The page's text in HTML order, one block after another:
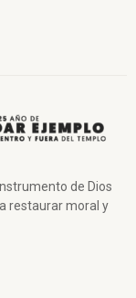
de Dios
restaurar moral y